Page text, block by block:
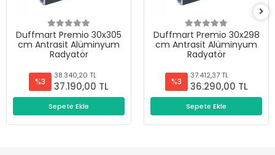
Duffmart Premio 30x305
cm Antrasit Alüminyum
Radyatör
%3
38.340,20 TL
37.190,00 TL
Sepete Ekle
Duffmart Premio 30x298
cm Antrasit Alüminyum
Radyatör
%3
37.412,37 TL
36.290,00 TL
Sepete Ekle